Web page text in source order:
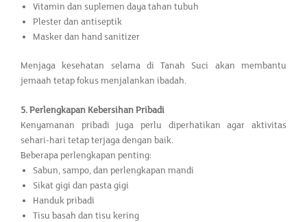
Vitamin dan suplemen daya tahan tubuh
Plester dan antiseptik
Masker dan hand sanitizer
Menjaga kesehatan selama di Tanah Suci akan membantu
jemaah tetap fokus menjalankan ibadah.
5. Perlengkapan Kebersihan Pribadi
Kenyamanan pribadi juga perlu diperhatikan agar aktivitas
sehari-hari tetap terjaga dengan baik.
Beberapa perlengkapan penting:
Sabun, sampo, dan perlengkapan mandi
Sikat gigi dan pasta gigi
Handuk pribadi
Tisu basah dan tisu kering